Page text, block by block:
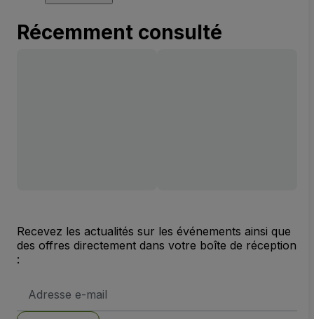
Récemment consulté
Recevez les actualités sur les événements ainsi que
des offres directement dans votre boîte de réception
:
e-